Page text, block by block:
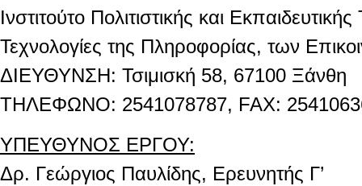
Ινστιτούτο Πολιτιστικής και
Τεχνολογίες της Πληροφορίας, των
ΔΙΕΥΘΥΝΣΗ: Τσιμισκή 58, 67100 Ξάνθη
ΤΗΛΕΦΩΝΟ: 2541078787, FAX:
ΥΠΕΥΘΥΝΟΣ ΕΡΓΟΥ:
Δρ. Γεώργιος Παυλίδης, Ερευνητής Γ’